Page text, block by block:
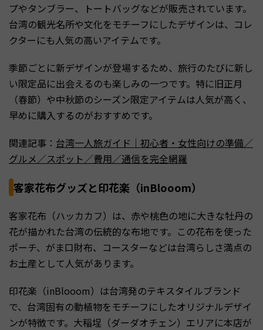
プやタンブラー、トートバッグなどが販売されています。
台湾の観光名所や文化をモチーフにしたデザインは、コレ
クターにも人気の高いアイテムです。
季節ごとに新デザインが登場するため、旅行のたびに新し
い限定品に出会えるのも楽しみの一つです。特に旧正月
（春節）や中秋節のシーズン限定アイテムは人気が高く、
早めに購入するのがおすすめです。
関連記事： 台湾一人旅ガイド｜初心者・女性向けの準備／
グルメ／スポット／費用／通信を完全網羅
客家花布グッズと印花楽（inBlooom）
客家花布（ハッカカフ）は、赤や桃色の地に大きな牡丹の
花が描かれた台湾の伝統的な布地です。この花布を使った
ポーチ、がま口財布、コースターなどは台湾らしさ満点の
お土産として人気があります。
印花楽（inBlooom）は台湾発のテキスタイルブランド
で、台湾固有の動植物をモチーフにしたオリジナルデザイ
ンが特徴です。大稲埕（ダーダオチェン）エリアに本店が